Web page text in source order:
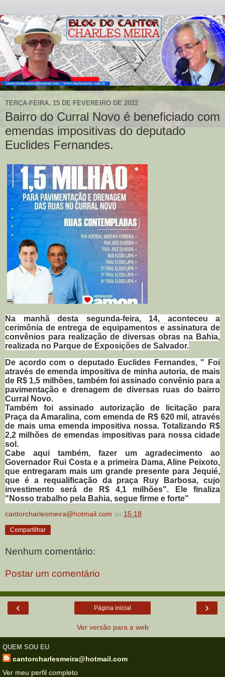
TERÇA-FEIRA, 15 DE FEVEREIRO DE 2022
Bairro do Curral Novo é beneficiado com
emendas impositivas do deputado
Euclides Fernandes.
Na manhã desta segunda-feira, 14, aconteceu a
cerimônia de entrega de equipamentos e assinatura de
convênios para realização de diversas obras na Bahia,
realizada no Parque de Exposições de Salvador.
De acordo com o deputado Euclides Fernandes, " Foi
através de emenda impositiva de minha autoria, de mais
de R$ 1,5 milhões, também foi assinado convênio para a
pavimentação e drenagem de diversas ruas do bairro
Curral Novo.
Também foi assinado autorização de licitação para
Praça da Amaralina, com emenda de R$ 620 mil, através
de mais uma emenda impositiva nossa. Totalizando R$
2,2 milhões de emendas impositivas para nossa cidade
sol.
Cabe aqui também, fazer um agradecimento ao
Governador Rui Costa e a primeira Dama, Aline Peixoto,
que entregaram mais um grande presente para Jequié,
que é a requalificação da praça Ruy Barbosa, cujo
investimento será de R$ 4,1 milhões". Ele finaliza
"Nosso trabalho pela Bahia, segue firme e forte"
cantorcharlesmeira@hotmail.com às 15:18
Compartilhar
Nenhum comentário:
Postar um comentário
‹ ›
Página inicial
Ver versão para a web
QUEM SOU EU
cantorcharlesmeira@hotmail.com
Ver meu perfil completo